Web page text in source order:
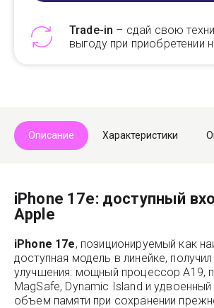
Trade-in – сдай свою
выгоду при приобретении
Описание Характеристики
iPhone 17e: доступный
Apple
iPhone 17e, позиционируемый как
доступная модель в линейке,
улучшения: мощный процессор A19,
MagSafe, Dynamic Island и
объем памяти при сохранении